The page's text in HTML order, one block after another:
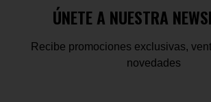
ÚNETE A NUESTRA
Recibe promociones exclusivas,
novedades